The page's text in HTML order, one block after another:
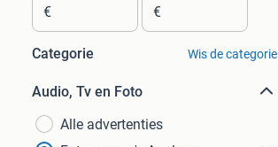
€ €
Categorie Wis de categorie
Audio, Tv en Foto
Alle advertenties